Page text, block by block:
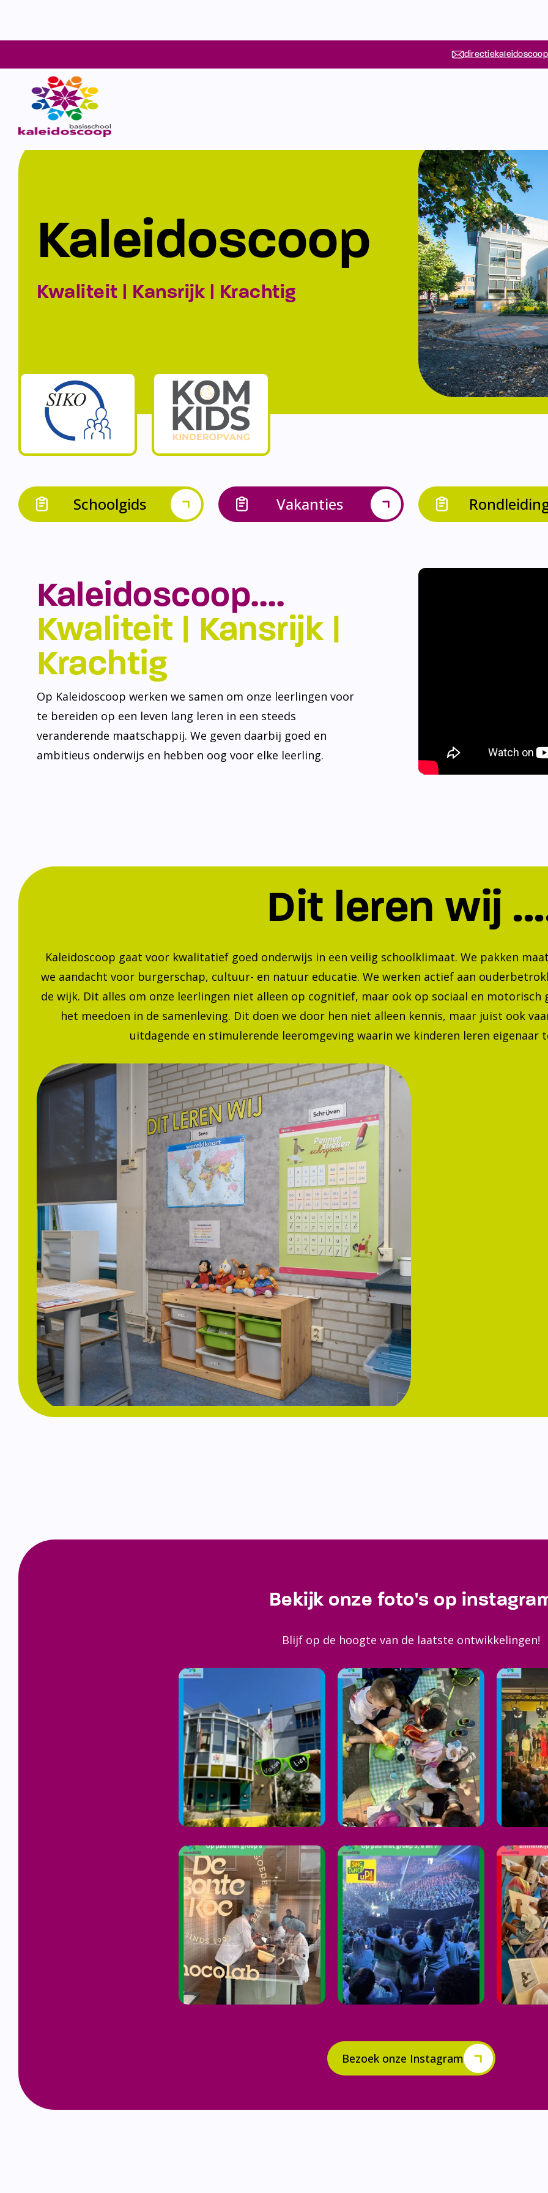
Kaleidoscoop
Kwaliteit | Kansrijk | Krachtig
Schoolgids Vakanties
Kaleidoscoop….
Kwaliteit | Kansrijk |
Krachtig
Op Kaleidoscoop werken we samen om onze leerlingen voor
te bereiden op een leven lang leren in een steeds
veranderende maatschappij. We geven daarbij goed en
ambitieus onderwijs en hebben oog voor elke leerling.
Dit leren wij
Kaleidoscoop gaat voor kwalitatief goed onderwijs in een veilig schoolklimaat. We pakken
we aandacht voor burgerschap, cultuur- en natuur educatie. We werken actief aan
de wijk. Dit alles om onze leerlingen niet alleen op cognitief, maar ook op sociaal en
het meedoen in de samenleving. Dit doen we door hen niet alleen kennis, maar juist ook
uitdagende en stimulerende leeromgeving waarin we kinderen leren eigenaar
Bekijk onze foto's op
Blijf op de hoogte van de laatste ontwikkelingen!
Bezoek onze Instagram